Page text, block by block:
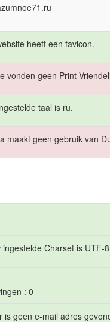
heeft een favicon.
vonden geen Print-
taal is ru.
maakt geen gebruik van
ingestelde Charset is UTF-
: 0
is geen e-mail adres